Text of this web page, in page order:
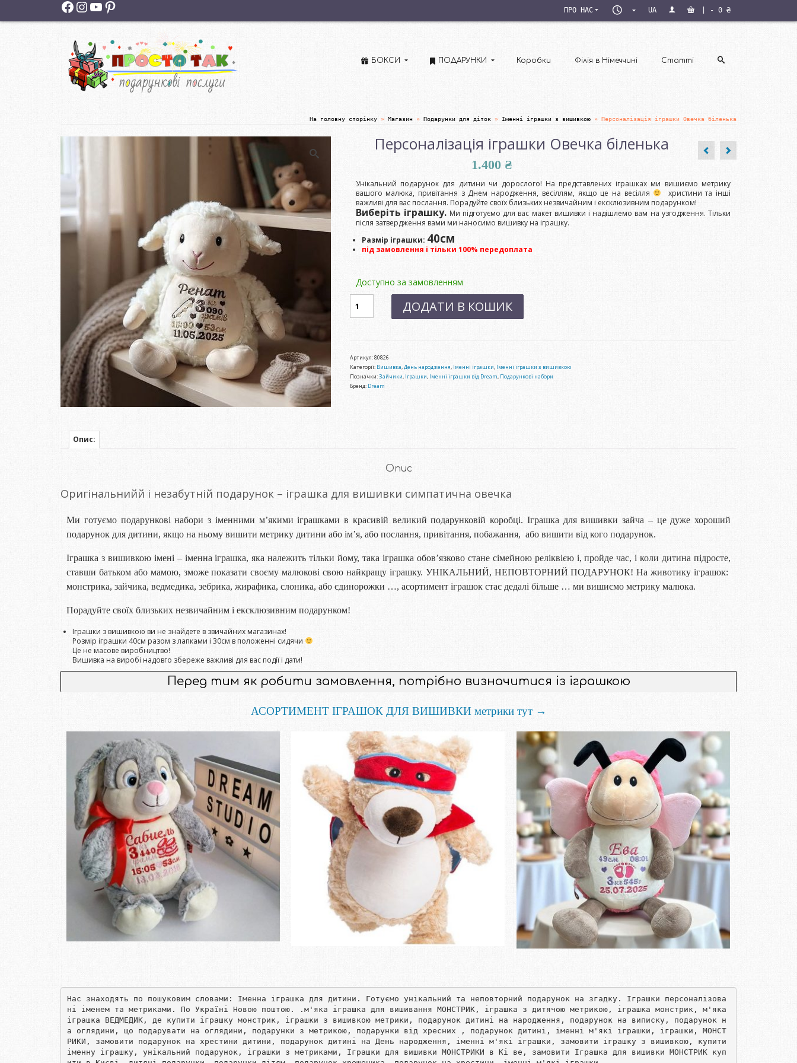
ПРО НАС
ПН–
ПТ
UA - 0 ₴
Facebook
Instagram
YouTube
Pinterest
БОКСИ ПОДАРУНКИ Коробки Філія в Німеччині Статті
На головну сторінку » Магазин » Подарунки для діток » Іменні іграшки з вишивкою » Персоналізація іграшки Овечка біленька
Персоналізація іграшки Овечка біленька
1.400₴
Унікальний подарунок для дитини чи дорослого! На представлених іграшках ми вишиємо метрику
вашого малюка, привітання з Днем народження, весіллям, якщо це на весілля
христини та інші
важливі для вас послання. Порадуйте своїх близьких незвичайним і ексклюзивним подарунком!
Виберіть іграшку. Ми підготуємо для вас макет вишивки і надішлемо вам на узгодження. Тільки
після затвердження вами ми наносимо вишивку на іграшку.
Размір іграшки: 40см
під замовлення і тільки 100% передоплата
Доступно за замовленням
Персоналізація
іграшки
Овечка
ДОДАТИ В КОШИК
Артикул:80826
Категорії: Вишивка,День народження, Іменні іграшки, Іменні іграшки з вишивкою
Позначки:Зайчики, Іграшки, Іменні іграшки від Dream, Подарункові набори
Бренд: Dream
Опис:
Опис
Оригінальнийй і незабутній подарунок – іграшка для вишивки симпатична овечка
Ми готуємо подарункові набори з іменними м’якими іграшками в красивій великий подарунковій коробці. Іграшка для вишивки зайча – це дуже хороший
подарунок для дитини, якщо на ньому вишити метрику дитини або ім’я, або послання, привітання, побажання, або вишити від кого подарунок.
Іграшка з вишивкою імені – іменна іграшка, яка належить тільки йому, така іграшка обов’язково стане сімейною реліквією і, пройде час, і коли дитина підросте,
ставши батьком або мамою, зможе показати своєму малюкові свою найкращу іграшку. УНІКАЛЬНИЙ, НЕПОВТОРНИЙ ПОДАРУНОК! На животику іграшок:
монстрика, зайчика, ведмедика, зебрика, жирафика, слоника, або єдинорожки …, асортимент іграшок стає дедалі більше … ми вишиємо метрику малюка.
Порадуйте своїх близьких незвичайним і ексклюзивним подарунком!
Іграшки з вишивкою ви не знайдете в звичайних магазинах!
Розмір іграшки 40см разом з лапками і 30см в положенні сидячи
Це не масове виробництво!
Вишивка на виробі надовго збереже важливі для вас події і дати!
Перед тим як робити замовлення, потрібно визначитися із іграшкою
АСОРТИМЕНТ ІГРАШОК ДЛЯ ВИШИВКИ метрики тут →
Заказать Замовити
Нас знаходять по пошуковим словами: Іменна іграшка для дитини. Готуємо унікальний та неповторний подарунок на згадку. Іграшки персоналізова
ні іменем та метриками. По Україні Новою поштою. .м'яка іграшка для вишивання МОНСТРИК, іграшка з дитячою метрикою, іграшка монстрик, м'яка
іграшка ВЕДМЕДИК, де купити іграшку монстрик, іграшки з вишивкою метрики, подарунок дитині на народження, подарунок на виписку, подарунок н
а оглядини, що подарувати на оглядини, подарунки з метрикою, подарунки від хресних , подарунок дитині, іменні м'які іграшки, іграшки, МОНСТ
РИКИ, замовити подарунок на хрестини дитини, подарунок дитині на День народження, іменні м'які іграшки, замовити іграшку з вишивкою, купити
іменну іграшку, унікальний подарунок, іграшки з метриками, Іграшки для вишивки МОНСТРИКИ в Кі ве, замовити Іграшка для вишивки МОНСТРИК куп